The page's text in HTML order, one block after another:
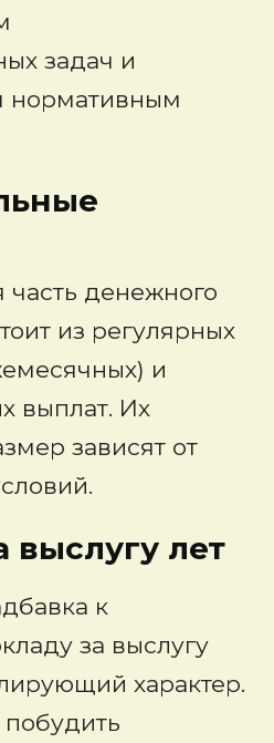
задач и
нормативным
денежного
из регулярных
и
выплат. Их
зависят от
выслугу лет
к
за выслугу
характер.